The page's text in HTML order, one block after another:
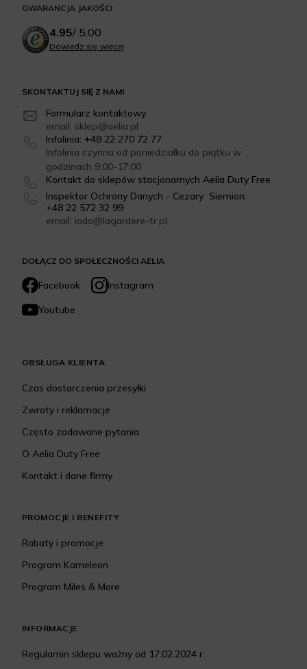
DOŁĄCZ DO SPOŁECZNOŚCI AELIA
Facebook
Instagram
Youtube
SKONTAKTUJ SIĘ Z NAMI
Formularz kontaktowy
email: sklep@aelia.pl
Infolinia: +48 22 270 72 77
Infolinia czynna od poniedziałku do piątku w
godzinach 9:00-17:00
Kontakt do sklepów stacjonarnych Aelia Duty Free
Inspektor Ochrony Danych - Cezary Siemion:
+48 22 572 32 99
email: iodo@lagardere-tr.pl
OBSŁUGA KLIENTA
Czas dostarczenia przesyłki
Zwroty i reklamacje
Często zadawane pytania
O Aelia Duty Free
Kontakt i dane firmy
PROMOCJE I BENEFITY
Rabaty i promocje
Program Kameleon
Program Miles & More
INFORMACJE
Regulamin sklepu ważny od 17.02.2024 r.
GWARANCJA JAKOŚCI
4.95/ 5.00
Dowiedz się więcej